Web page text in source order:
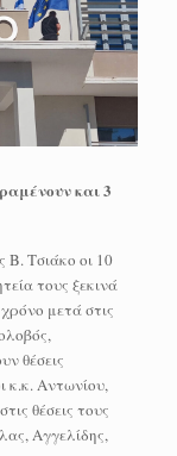
και 3
Τσιάκο οι 10
τους ξεκινά
μετά στις
θέσεις
κ.κ. Αντωνίου,
θέσεις τους
Αγγελίδης,